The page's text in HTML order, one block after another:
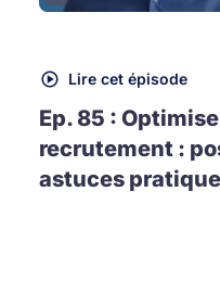
Lire cet épisode
Ep. 85 :
recrutement :
astuces